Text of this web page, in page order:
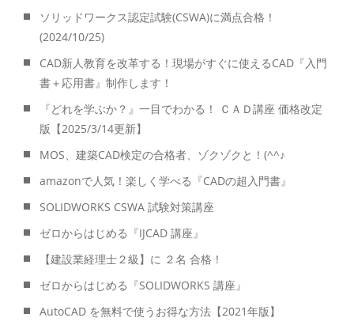
ソリッドワークス認定試験(CSWA)に満点合格！
(2024/10/25)
CAD新人教育を改革する！現場がすぐに使えるCAD『入門
書＋応用書』制作します！
『どれを学ぶか？』一目でわかる！ ＣＡＤ講座 価格改定
版【2025/3/14更新】
MOS、建築CAD検定の合格者、ゾクゾクと！(^^♪
amazonで人気！楽しく学べる『CADの超入門書』
SOLIDWORKS CSWA 試験対策講座
ゼロからはじめる『IJCAD 講座』
【建設業経理士２級】に ２名 合格！
ゼロからはじめる『SOLIDWORKS 講座』
AutoCAD を無料で使うお得な方法【2021年版】